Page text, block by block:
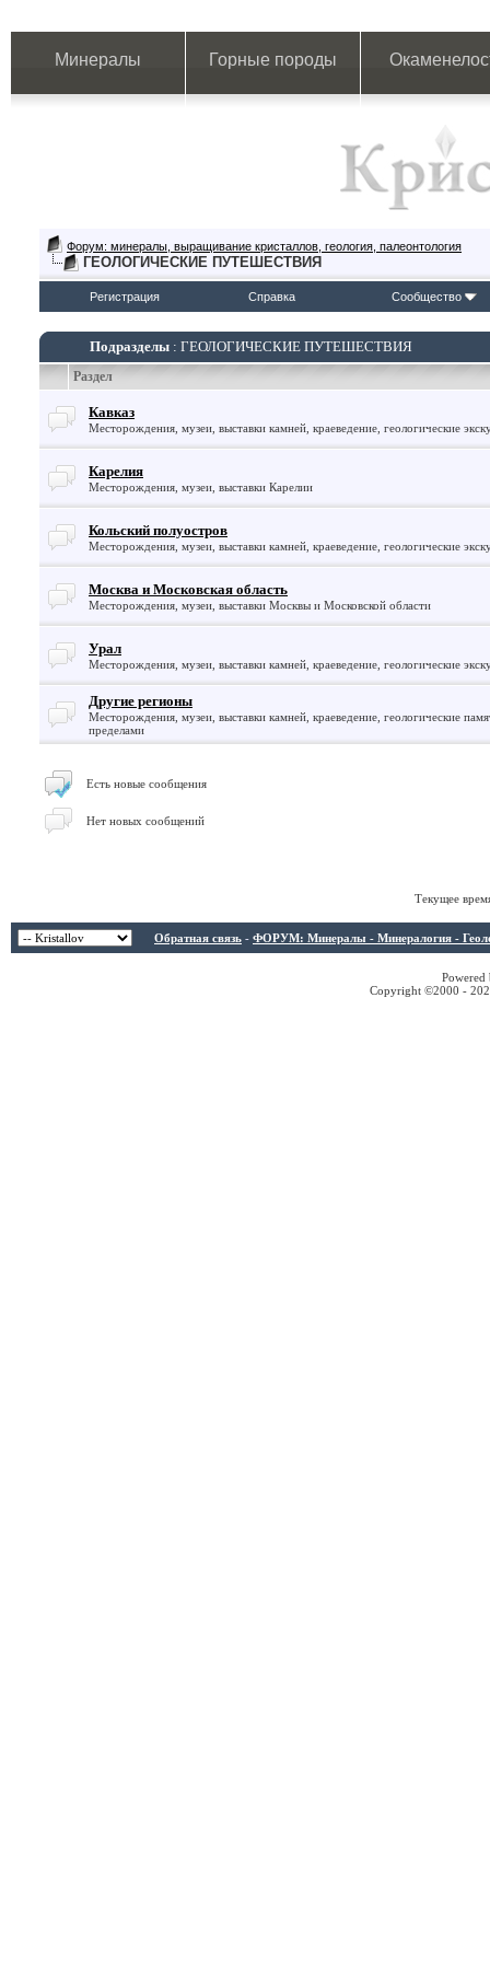
Минералы Горные породы
Форум: минералы, выращивание кристаллов, геология, палеонтология
ГЕОЛОГИЧЕСКИЕ ПУТЕШЕСТВИЯ
Регистрация Справка Сообщество
Подразделы : ГЕОЛОГИЧЕСКИЕ ПУТЕШЕСТВИЯ
Раздел
Кавказ
Месторождения, музеи, выставки камней, краеведение, геологические
Карелия
Месторождения, музеи, выставки Карелии
Кольский полуостров
Месторождения, музеи, выставки камней, краеведение, геологические
Москва и Московская область
Месторождения, музеи, выставки Москвы и Московской области
Урал
Месторождения, музеи, выставки камней, краеведение, геологические
Другие регионы
Месторождения, музеи, выставки камней, краеведение, геологические
пределами
Есть новые сообщения
Нет новых сообщений
Текущее
Обратная связь - ФОРУМ: Минералы - Минералогия -
Copyright ©2000 -